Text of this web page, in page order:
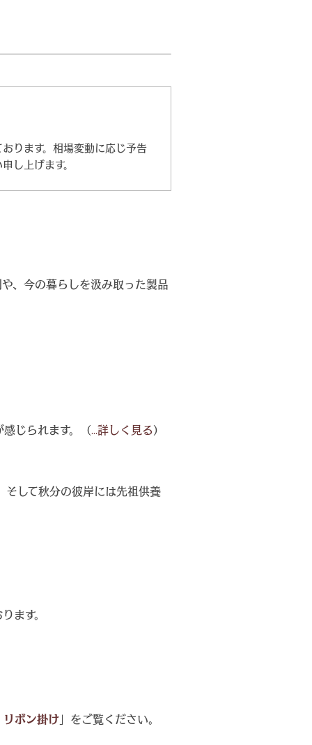
ります。相場変動に応じ予告
し上げます。
、今の暮らしを汲み取った製品
じられます。（...詳しく見る）
そして秋分の彼岸には先祖供養
ます。
リボン掛け 」をご覧ください。